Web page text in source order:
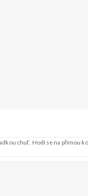
chuť. Hodí se na přímou